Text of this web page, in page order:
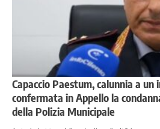
Capaccio Paestum, calunnia a
confermata in Appello la
della Polizia Municipale